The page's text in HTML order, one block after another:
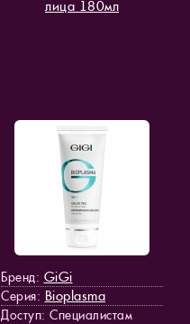
лица 180мл
Бренд: GiGi
Серия: Bioplasma
Доступ: Специалистам